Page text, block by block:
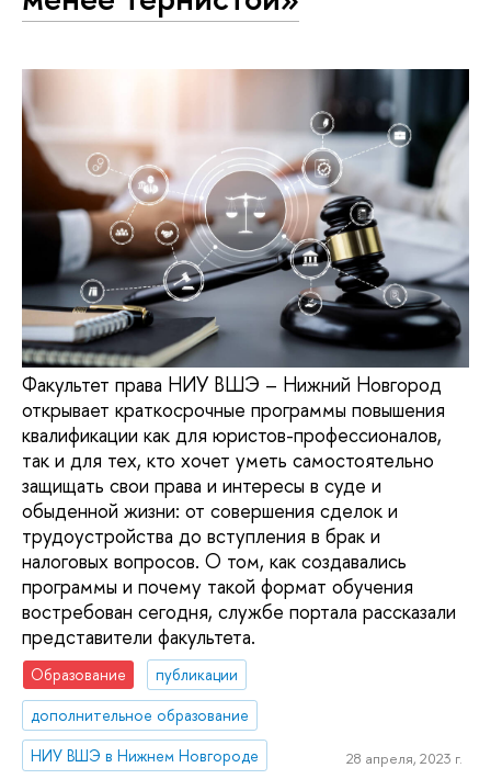
Факультет права НИУ ВШЭ – Нижний Новгород
открывает краткосрочные программы повышения
квалификации как для юристов-профессионалов,
так и для тех, кто хочет уметь самостоятельно
защищать свои права и интересы в суде и
обыденной жизни: от совершения сделок и
трудоустройства до вступления в брак и
налоговых вопросов. О том, как создавались
программы и почему такой формат обучения
востребован сегодня, службе портала рассказали
представители факультета.
Образование
публикации
дополнительное образование
НИУ ВШЭ в Нижнем Новгороде
28 апреля, 2023 г.